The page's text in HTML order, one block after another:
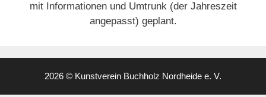
mit Informationen und Umtrunk (der Jahreszeit
angepasst) geplant.
2026 © Kunstverein Buchholz Nordheide e. V.